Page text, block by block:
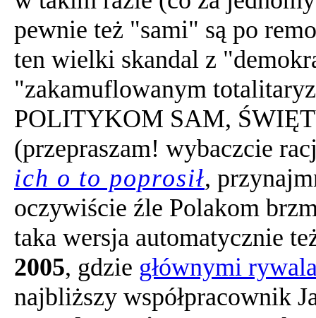
pewnie też "sami" są po
ten wielki skandal z
"zakamuflowanym
POLITYKOM SAM,
(przepraszam! wybaczcie
ich o to poprosił,
oczywiście źle Polakom
taka wersja automatycznie
2005, gdzie głównymi
najbliższy współpracownik